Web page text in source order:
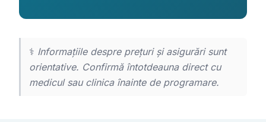
⚕️ Informațiile despre prețuri și asigurări sunt
orientative. Confirmă întotdeauna direct cu
medicul sau clinica înainte de programare.